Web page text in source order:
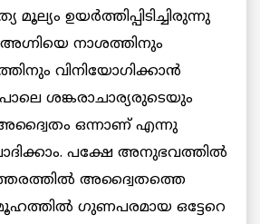
മൂല്യം ഉയര്‍ത്തിപ്പിടിച്ചിരുന്നു
നാശത്തിനും
വിനിയോഗിക്കാന്‍
ശങ്കരാചാര്യരുടെയും
ഒന്നാണ് എന്നു
പക്ഷേ അനുഭവത്തില്‍
അദ്വൈതത്തെ
ഗുണപരമായ ഒട്ടേറെ